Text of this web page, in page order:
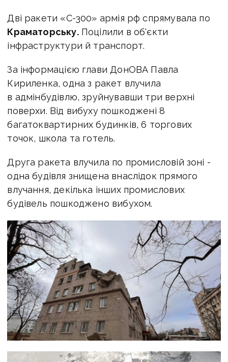
Дві ракети «С-300» армія рф спрямувала по
Краматорську.Поцілили в об'єкти
інфраструктури й транспорт.
За інформацією глави ДонОВА Павла
Кириленка, одна з ракет влучила
в адмінбудівлю, зруйнувавши три верхні
поверхи. Від вибуху пошкоджені 8
багатоквартирних будинків, 6 торгових
точок, школа та готель.
Друга ракета влучила по промисловій зоні -
одна будівля знищена внаслідок прямого
влучання, декілька інших промислових
будівель пошкоджено вибухом.